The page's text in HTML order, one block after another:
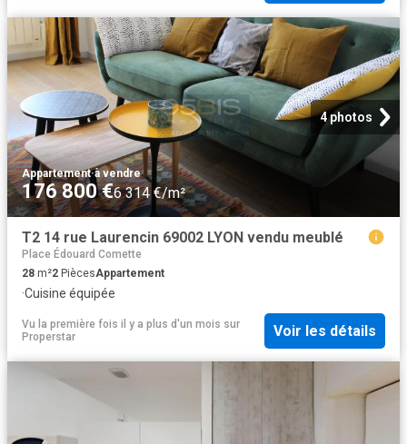
4 photos
Appartement·à vendre
176 800 €6 314 €/m²
T2 14 rue Laurencin 69002 LYON vendu meublé
Place Édouard Comette
28 m²2 PiècesAppartement
·Cuisine équipée
Vu la première fois il y a plus d'un mois sur
Properstar
Voir les détails